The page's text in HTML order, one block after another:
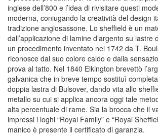
inglese dell’800 e l’idea di rivisitare questi
moderna, coniugando la creatività del design
tradizione anglosassone. Lo sheffield è un
dall’applicazione di lamine d’argento su lastre
un procedimento inventato nel 1742 da T.
riconosce dal suo colore caldo e dalla
prova al tatto. Nel 1840 Elkington brevettò
galvanica che in breve tempo sostituì
doppia lastra di Bulsover, dando vita allo
metallo su cui si applica ancora oggi tale
alta percentuale di rame. Sia la brocca che il
impressi i loghi “Royal Family” e “Royal
manico è presente il certificato di garanzia.